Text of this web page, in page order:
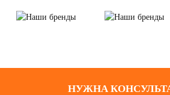
НУЖНА